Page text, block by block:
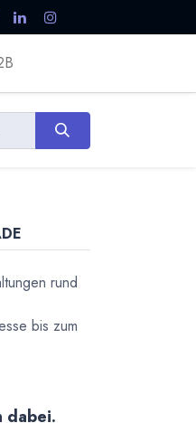
rund
bis zum
dabei.